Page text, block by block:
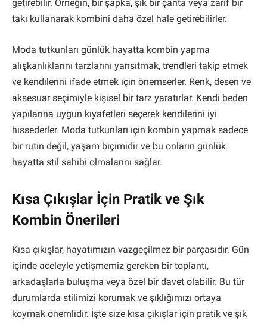
getirebilir. Örneğin, bir şapka, şık bir çanta veya zarif bir
takı kullanarak kombini daha özel hale getirebilirler.
Moda tutkunları günlük hayatta kombin yapma
alışkanlıklarını tarzlarını yansıtmak, trendleri takip etmek
ve kendilerini ifade etmek için önemserler. Renk, desen ve
aksesuar seçimiyle kişisel bir tarz yaratırlar. Kendi beden
yapılarına uygun kıyafetleri seçerek kendilerini iyi
hissederler. Moda tutkunları için kombin yapmak sadece
bir rutin değil, yaşam biçimidir ve bu onların günlük
hayatta stil sahibi olmalarını sağlar.
Kısa Çıkışlar İçin Pratik ve Şık
Kombin Önerileri
Kısa çıkışlar, hayatımızın vazgeçilmez bir parçasıdır. Gün
içinde aceleyle yetişmemiz gereken bir toplantı,
arkadaşlarla buluşma veya özel bir davet olabilir. Bu tür
durumlarda stilimizi korumak ve şıklığımızı ortaya
koymak önemlidir. İşte size kısa çıkışlar için pratik ve şık